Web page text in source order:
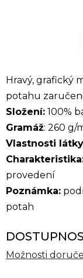
Hravý, grafický
potahu
Složení: 100%
Gramáž: 260 g/
Vlastnosti
provedení
Poznámka:
potah
Možnosti